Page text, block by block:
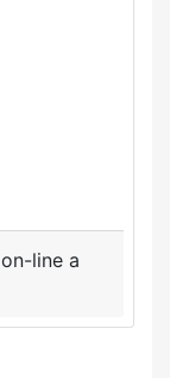
line a